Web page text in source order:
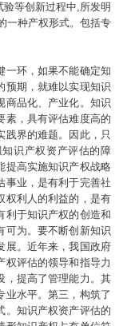
等创新过程中,所发明
一种产权形式。包括专
一环，如果不能确定知
预期，就难以实现知识
商品化、产业化。知识
素，具有评估难度高的
践界的难题。因此，只
识产权资产评估的障
提高实施知识产权战略
事业，是有利于完善社
权利人的利益的，是有
利于知识产权的创造和
可为。要不断创新知识
展。近年来，我国政府
权评估的领导和指导力
，提高了管理能力。其
业水平。第三，构筑了
。知识产权资产评估的